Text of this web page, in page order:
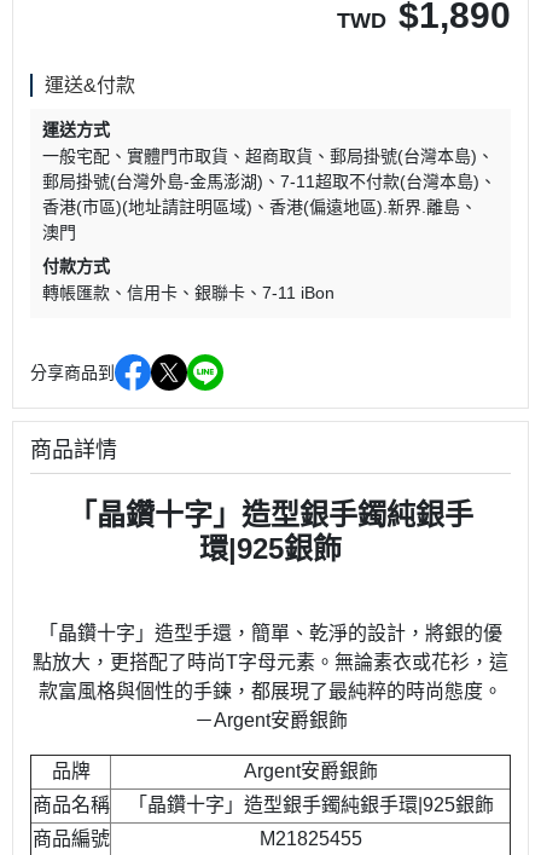
TWD $1,890
運送&付款
運送方式
一般宅配
實體門市取貨 超商取貨
郵局掛號(台灣本島)
郵局掛號(台灣外島-金馬澎湖)
7-11超取不付款(台灣本島)
香港(市區)(地址請註明區域)
香港(偏遠地區).新界.離島
澳門
付款方式
轉帳匯款
信用卡 銀聯卡 7-11 iBon
分享商品到
商品詳情
「晶鑽十字」造型銀手鐲純銀手
環|925銀飾
「晶鑽十字」造型手還，簡單、乾淨的設計，將銀的優
點放大，更搭配了時尚T字母元素。無論素衣或花衫，這
款富風格與個性的手鍊，都展現了最純粹的時尚態度。
－Argent安爵銀飾
品牌
Argent安爵銀飾
商品名稱
「晶鑽十字」造型銀手鐲純銀手環|925銀飾
商品編號
M21825455